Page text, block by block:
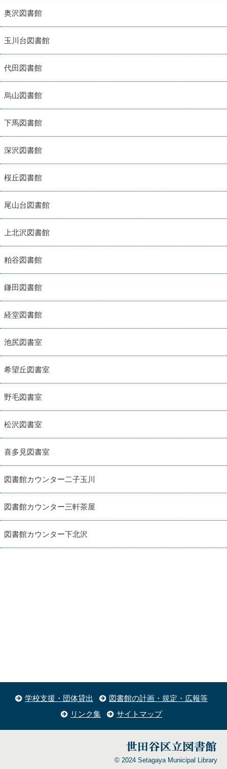
奥沢図書館
玉川台図書館
代田図書館
烏山図書館
下馬図書館
深沢図書館
桜丘図書館
尾山台図書館
上北沢図書館
粕谷図書館
鎌田図書館
経堂図書館
池尻図書室
希望丘図書室
野毛図書室
松沢図書室
喜多見図書室
図書館カウンター二子玉川
図書館カウンター三軒茶屋
図書館カウンター下北沢
学校支援・団体貸出
図書館の計画・規定・広報等
リンク集
サイトマップ
© 2024 Setagaya Municipal Library